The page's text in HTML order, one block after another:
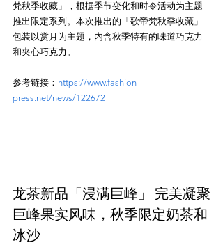
梵秋季收藏」，根据季节变化和时令活动为主题
推出限定系列。本次推出的「歌帝梵秋季收藏」
包装以赏月为主题，内含秋季特有的味道巧克力
参考链接： https://www.fashion-
press.net/news/122672
龙茶新品「浸满巨峰」 完美凝聚
巨峰果实风味，秋季限定奶茶和
冰沙